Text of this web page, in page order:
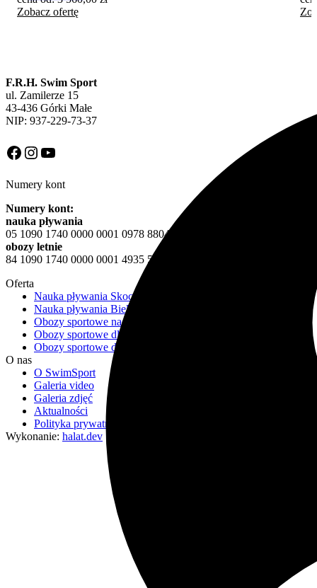
Zobacz ofertę
F.R.H. Swim Sport
ul. Zamilerze 15
43-436 Górki Małe
NIP: 937-229-73-37
Facebook
Instagram
YouTube
Numery kont
Numery kont:
nauka pływania
05 1090 1740 0000 0001 0978 8804
obozy letnie
84 1090 1740 0000 0001 4935 5816
Oferta
Nauka pływania Skoczów
Nauka pływania Bielsko-Biała
Obozy sportowe nad morzem 2026
Obozy sportowe dla młodzieży
Obozy sportowe dla dzieci
O nas
O SwimSport
Galeria video
Galeria zdjęć
Aktualności
Polityka prywatności
Wykonanie: halat.dev